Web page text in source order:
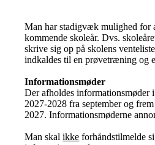
Man har stadigvæk mulighed for
kommende skoleår. Dvs.
skrive sig op på skolens
indkaldes til en prøvetræning og
Informationsmøder
Der afholdes informationsmøder
2027-2028 fra september og
2027. Informationsmøderne
Man skalikke forhåndstilmelde